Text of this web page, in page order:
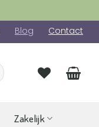
Blog Contact
Zakelijk